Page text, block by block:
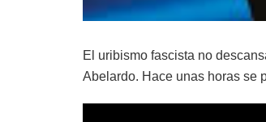
El uribismo fascista no
Abelardo. Hace unas horas se